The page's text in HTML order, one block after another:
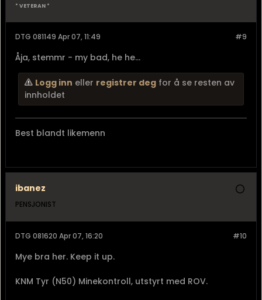
* VETERAN *
#9
DTG 081149 Apr 07, 11:49
Åja, stemmr - my bad, he he...
Logg inn eller registrer deg for å se resten av
innholdet
Best blandt likemenn
ibanez
PENSJONIST
#10
DTG 081620 Apr 07, 16:20
Mye bra her. Keep it up.
KNM Tyr (N50) Minekontroll, utstyrt med ROV.